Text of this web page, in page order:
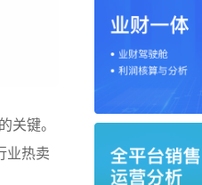
键。
业热卖